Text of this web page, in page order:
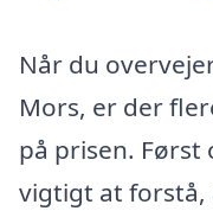
Når du
Mors, er der
på prisen.
vigtigt at forstå,